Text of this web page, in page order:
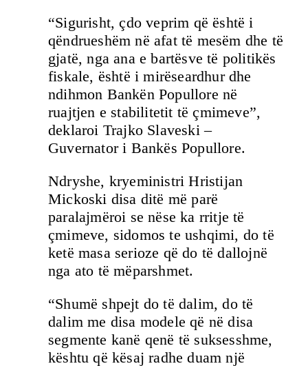
“Sigurisht, çdo veprim që është i
qëndrueshëm në afat të mesëm dhe të
gjatë, nga ana e bartësve të politikës
fiskale, është i mirëseardhur dhe
ndihmon Bankën Popullore në
ruajtjen e stabilitetit të çmimeve”,
deklaroi Trajko Slaveski –
Guvernator i Bankës Popullore.
Ndryshe, kryeministri Hristijan
Mickoski disa ditë më parë
paralajmëroi se nëse ka rritje të
çmimeve, sidomos te ushqimi, do të
ketë masa serioze që do të dallojnë
nga ato të mëparshmet.
“Shumë shpejt do të dalim, do të
dalim me disa modele që në disa
segmente kanë qenë të suksesshme,
kështu që kësaj radhe duam një